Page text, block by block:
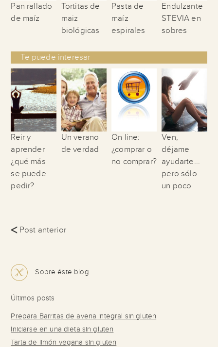
Pan rallado
de maíz
Tortitas de
maiz
biológicas
Pasta de
maíz
espirales
Endulzante
STEVIA en
sobres
Te puede interesar
Reir y
aprender
¿qué más
se puede
pedir?
Un verano
de verdad
On line:
¿comprar o
no comprar?
Ven,
déjame
ayudarte...
pero sólo
un poco
<Post anterior
Sobre éste blog
Últimos posts
Prepara Barritas de avena integral sin gluten
Iniciarse en una dieta sin gluten
Tarta de limón vegana sin gluten